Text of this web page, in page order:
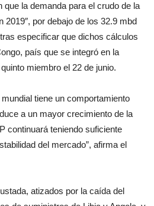
que la demanda para el crudo de la
2019″, por debajo de los 32.9 mbd
especificar que dichos cálculos
país que se integró en la
miembro el 22 de junio.
tiene un comportamiento
a un mayor crecimiento de la
continuará teniendo suficiente
del mercado”, afirma el
atizados por la caída del